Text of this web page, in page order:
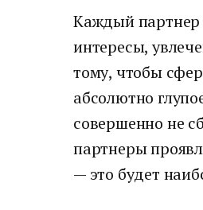
Каждый партнер
интересы,
тому, чтобы
абсолютно
совершенно не
партнеры
— это будет